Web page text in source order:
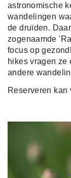
astronomische
wandelingen
de druïden.
zogenaamde
focus op
hikes vragen ze
andere
Reserveren kan